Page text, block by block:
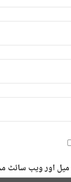
میل اور ویب سائٹ